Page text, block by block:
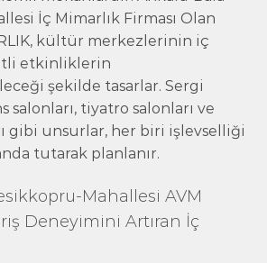
İç Mimarlık Firması Olan
kültür merkezlerinin iç
etkinliklerin
şekilde tasarlar. Sergi
salonları, tiyatro salonları ve
gibi unsurlar, her biri işlevselliği
tutarak planlanır.
Mahallesi AVM
Deneyimini Artıran İç